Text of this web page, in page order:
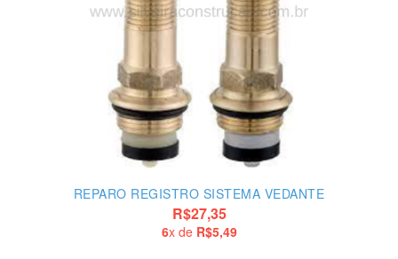
REPARO REGISTRO SISTEMA VEDANTE
R$27,35
6x de R$5,49